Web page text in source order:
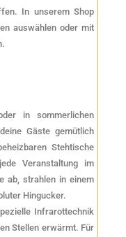
In unserem Shop
auswählen oder mit
in sommerlichen
Gäste gemütlich
Stehtische
Veranstaltung im
ab, strahlen in einem
Hingucker.
Infrarottechnik
Stellen erwärmt. Für